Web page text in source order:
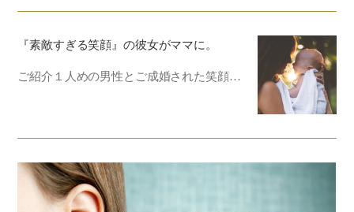
『素敵すぎる笑顔』の彼女がママに。
ご紹介１人めの男性とご成婚された笑顔…